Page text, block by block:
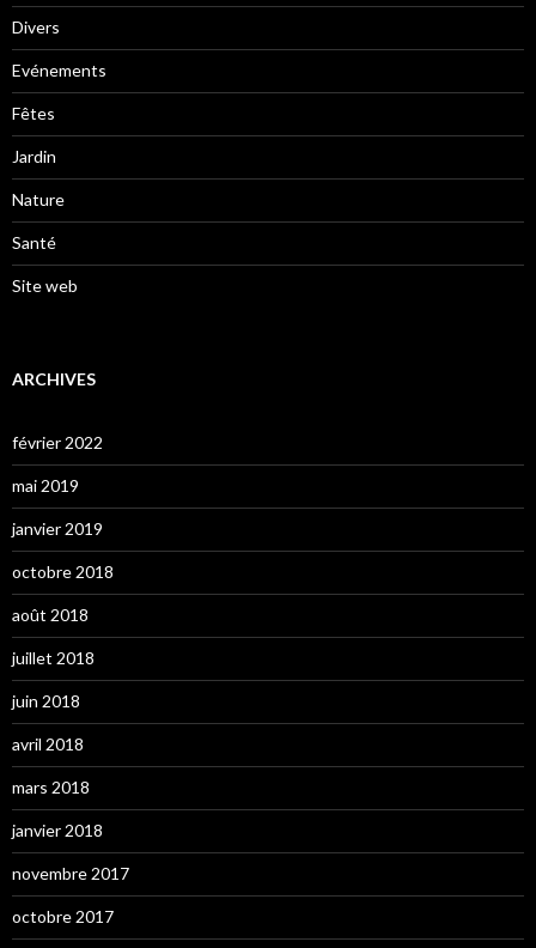
Divers
Evénements
Fêtes
Jardin
Nature
Santé
Site web
ARCHIVES
février 2022
mai 2019
janvier 2019
octobre 2018
août 2018
juillet 2018
juin 2018
avril 2018
mars 2018
janvier 2018
novembre 2017
octobre 2017